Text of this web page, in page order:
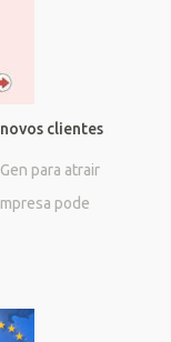
clientes
para atrair
pode